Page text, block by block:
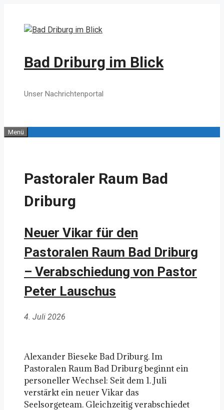
springen
Bad Driburg im Blick
Unser Nachrichtenportal
Menü
Pastoraler Raum Bad
Driburg
Neuer Vikar für den
Pastoralen Raum Bad Driburg
– Verabschiedung von Pastor
Peter Lauschus
4. Juli 2026
Alexander Bieseke Bad Driburg. Im
Pastoralen Raum Bad Driburg beginnt ein
personeller Wechsel: Seit dem 1. Juli
verstärkt ein neuer Vikar das
Seelsorgeteam. Gleichzeitig verabschiedet